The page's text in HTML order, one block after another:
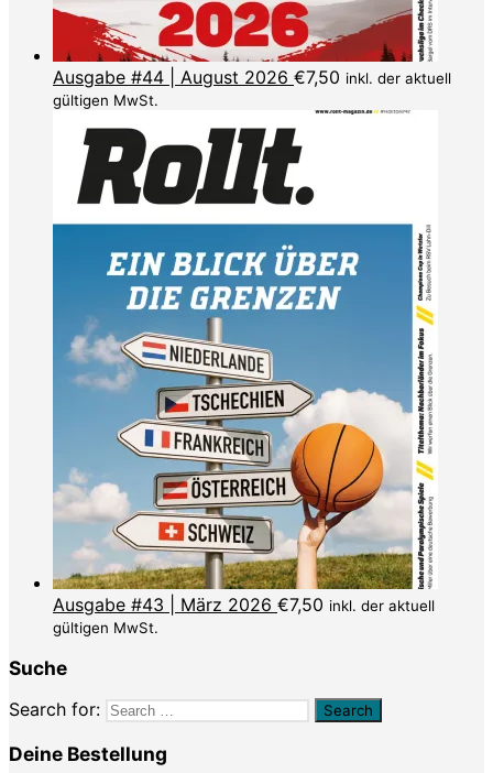
Ausgabe #44 | August 2026 €7,50 inkl. der aktuell
gültigen MwSt.
Ausgabe #43 | März 2026 €7,50 inkl. der aktuell
gültigen MwSt.
Suche
Search for:
Deine Bestellung